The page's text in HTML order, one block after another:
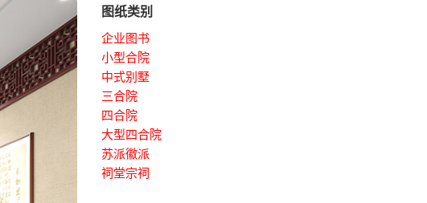
图纸类别
企业图书
小型合院
中式别墅
三合院
四合院
大型四合院
苏派徽派
祠堂宗祠